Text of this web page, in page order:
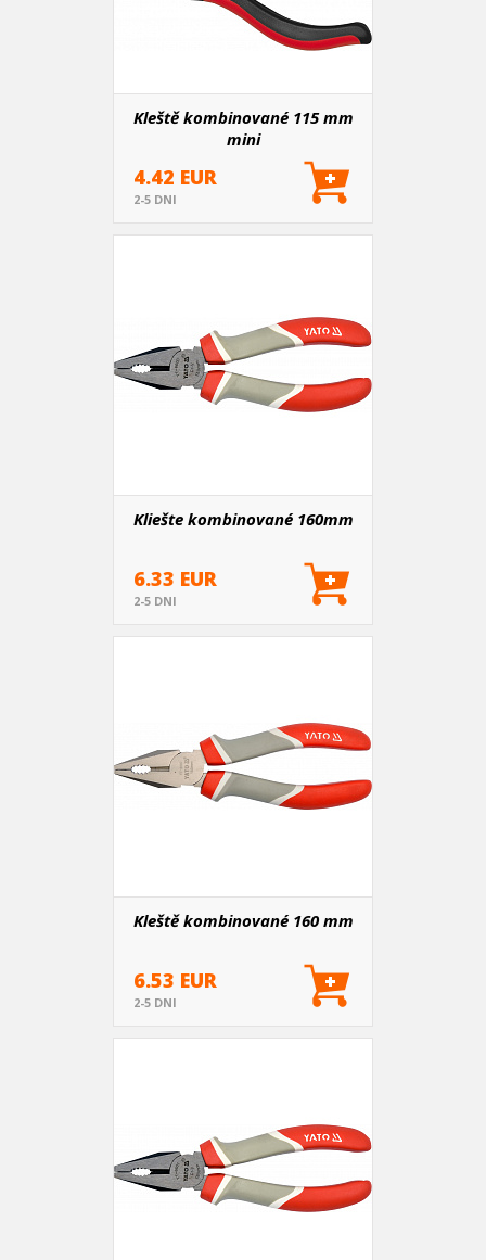
Kleště kombinované 115 mm
mini
4.42 EUR
2-5 DNI
Kliešte kombinované 160mm
6.33 EUR
2-5 DNI
Kleště kombinované 160 mm
6.53 EUR
2-5 DNI